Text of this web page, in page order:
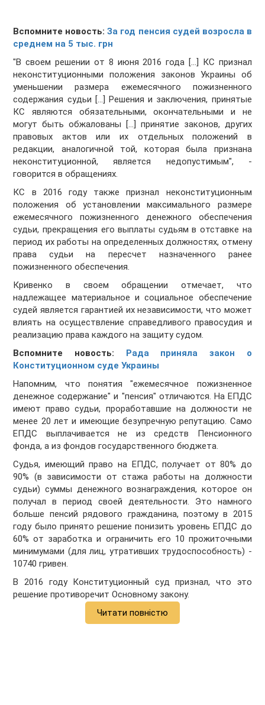
Вспомните новость:За год пенсия судей возросла в
среднем на 5 тыс. грн
"В своем решении от 8 июня 2016 года [...] КС признал
неконституционными положения законов Украины об
уменьшении размера ежемесячного пожизненного
содержания судьи [...] Решения и заключения, принятые
КС являются обязательными, окончательными и не
могут быть обжалованы [...] принятие законов, других
правовых актов или их отдельных положений в
редакции, аналогичной той, которая была признана
неконституционной, является недопустимым", -
говорится в обращениях.
КС в 2016 году также признал неконституционным
положения об установлении максимального размере
ежемесячного пожизненного денежного обеспечения
судьи, прекращения его выплаты судьям в отставке на
период их работы на определенных должностях, отмену
права судьи на пересчет назначенного ранее
пожизненного обеспечения.
Кривенко в своем обращении отмечает, что
надлежащее материальное и социальное обеспечение
судей является гарантией их независимости, что может
влиять на осуществление справедливого правосудия и
реализацию права каждого на защиту судом.
Вспомните новость: Рада приняла закон о
Конституционном суде Украины
Напомним, что понятия "ежемесячное пожизненное
денежное содержание" и "пенсия" отличаются. На ЕПДС
имеют право судьи, проработавшие на должности не
менее 20 лет и имеющие безупречную репутацию. Само
ЕПДС выплачивается не из средств Пенсионного
фонда, а из фондов государственного бюджета.
Судья, имеющий право на ЕПДС, получает от 80% до
90% (в зависимости от стажа работы на должности
судьи) суммы денежного вознаграждения, которое он
получал в период своей деятельности. Это намного
больше пенсий рядового гражданина, поэтому в 2015
году было принято решение понизить уровень ЕПДС до
60% от заработка и ограничить его 10 прожиточными
минимумами (для лиц, утративших трудоспособность) -
10740 гривен.
В 2016 году Конституционный суд признал, что это
решение противоречит Основному закону.
Читати повністю